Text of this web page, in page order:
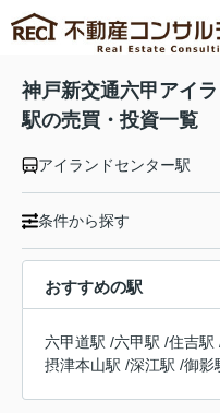
神戸新交通六甲アイ
駅の売買・投資一覧
アイランドセンター駅
条件から探す
おすすめの駅
六甲道駅 /六甲駅 /住吉駅
摂津本山駅 /深江駅 /御影